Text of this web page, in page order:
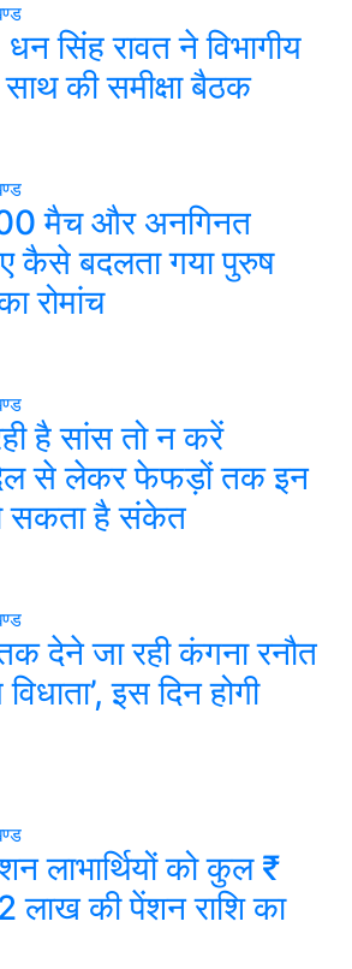
धन सिंह रावत ने विभागीय
की समीक्षा बैठक
मैच और अनगिनत
कैसे बदलता गया पुरुष
रोमांच
है सांस तो न करें
से लेकर फेफड़ों तक इन
सकता है संकेत
देने जा रही कंगना रनौत
इस दिन होगी
लाभार्थियों को कुल ₹
लाख की पेंशन राशि का